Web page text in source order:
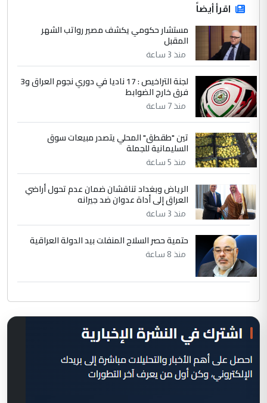
اقرأ أيضاً
مستشار حكومي يكشف مصير رواتب الشهر
المقبل
منذ 3 ساعة
لجنة التراخيص : 17 ناديا في دوري نجوم العراق و3
فرق خارج الضوابط
منذ 7 ساعة
تين "طقطق" المحلي يتصدر مبيعات سوق
السليمانية للجملة
منذ 5 ساعة
الرياض وبغداد تناقشان ضمان عدم تحول أراضي
العراق إلى أداة عدوان ضد جيرانه
منذ 3 ساعة
حتمية حصر السلاح المنفلت بيد الدولة العراقية
منذ 8 ساعة